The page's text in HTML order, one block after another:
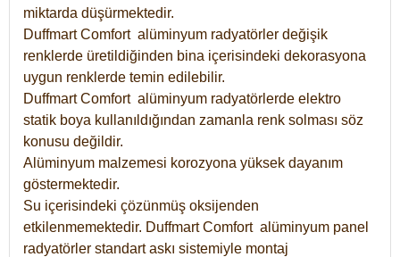
miktarda düşürmektedir.
Duffmart Comfort alüminyum radyatörler değişik
renklerde üretildiğinden bina içerisindeki dekorasyona
uygun renklerde temin edilebilir.
DuffmartComfort alüminyum radyatörlerde elektro
statik boya kullanıldığından zamanla renk solması söz
konusu değildir.
Alüminyum malzemesi korozyona yüksek dayanım
göstermektedir.
Su içerisindeki çözünmüş oksijenden
etkilenmemektedir. DuffmartComfort alüminyum panel
radyatörler standart askı sistemiyle montaj